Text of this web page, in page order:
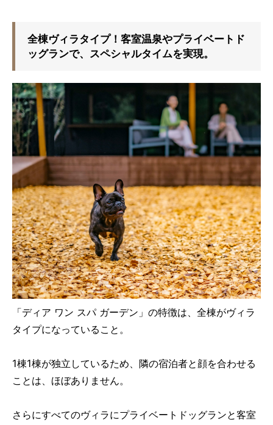
全棟ヴィラタイプ！客室温泉やプライベートド
ッグランで、スペシャルタイムを実現。
「ディア ワン スパ ガーデン」の特徴は、全棟がヴィラ
タイプになっていること。
1棟1棟が独立しているため、隣の宿泊者と顔を合わせる
ことは、ほぼありません。
さらにすべてのヴィラにプライベートドッグランと客室